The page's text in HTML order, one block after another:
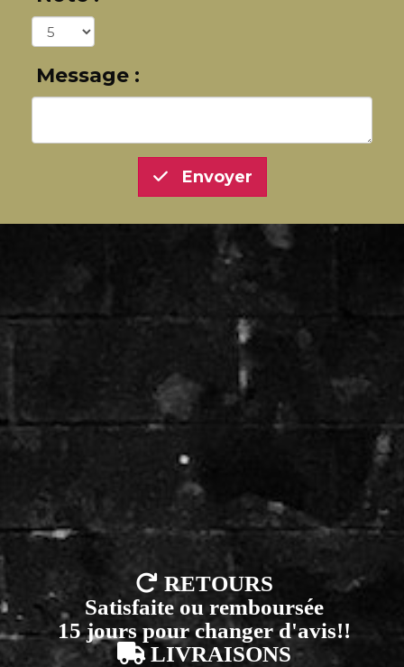
Message :
Envoyer
 RETOURS
Satisfaite ou remboursée
15 jours pour changer d'avis!!
 LIVRAISONS